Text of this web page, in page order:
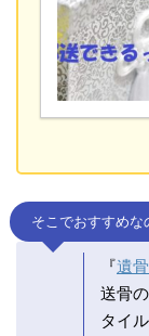
そこでおすすめな
『遺
送骨
タイ